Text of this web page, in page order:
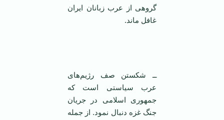
گروهی از عرب زبانان ایران
غافل ماند.
ــ شکستن صف رژیم‌های
عرب سیاستی است که
جمهوری اسلامی ‌در جریان
جنگ غزه دنبال نمود. از جمله